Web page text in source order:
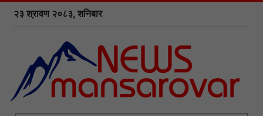
२३ श्रावण २०८३, शनिबार